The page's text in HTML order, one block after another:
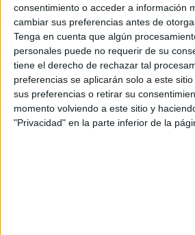
consentimiento o acceder a información
cambiar sus preferencias antes de
Tenga en cuenta que algún
personales puede no requerir de su
tiene el derecho de rechazar tal
preferencias se aplicarán solo a este
sus preferencias o retirar su
momento volviendo a este sitio y
"Privacidad" en la parte inferior de la
McConaughey), un oscuro broker
un nuevo impulso a la empresa que
años antes, Bre-X. Ni corto ni
geólogo John Felderhoff y compró
la jungla de Borneo (Indonesia),
yacimiento de Busang. Y
encontrado oro…
, dirigida por